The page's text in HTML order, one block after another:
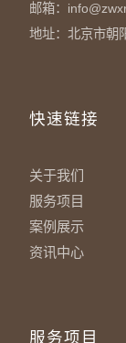
邮箱：
地址：北京市朝
快速链接
关于我们
服务项目
案例展示
资讯中心
服务项目